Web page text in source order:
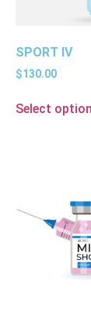
SPORT IV
$130.00
Select